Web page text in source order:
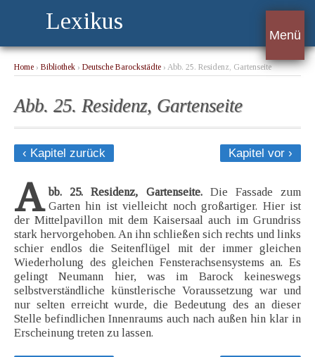
Lexikus
Menü
Home › Bibliothek › Deutsche Barockstädte › Abb. 25. Residenz, Gartenseite
Abb. 25. Residenz, Gartenseite
‹ Kapitel zurück Kapitel vor ›
A bb. 25. Residenz, Gartenseite.Die Fassade zum
Garten hin ist vielleicht noch großartiger. Hier ist
der Mittelpavillon mit dem Kaisersaal auch im Grundriss
stark hervorgehoben. An ihn schließen sich rechts und links
schier endlos die Seitenflügel mit der immer gleichen
Wiederholung des gleichen Fensterachsensystems an. Es
gelingt Neumann hier, was im Barock keineswegs
selbstverständliche künstlerische Voraussetzung war und
nur selten erreicht wurde, die Bedeutung des an dieser
Stelle befindlichen Innenraums auch nach außen hin klar in
Erscheinung treten zu lassen.